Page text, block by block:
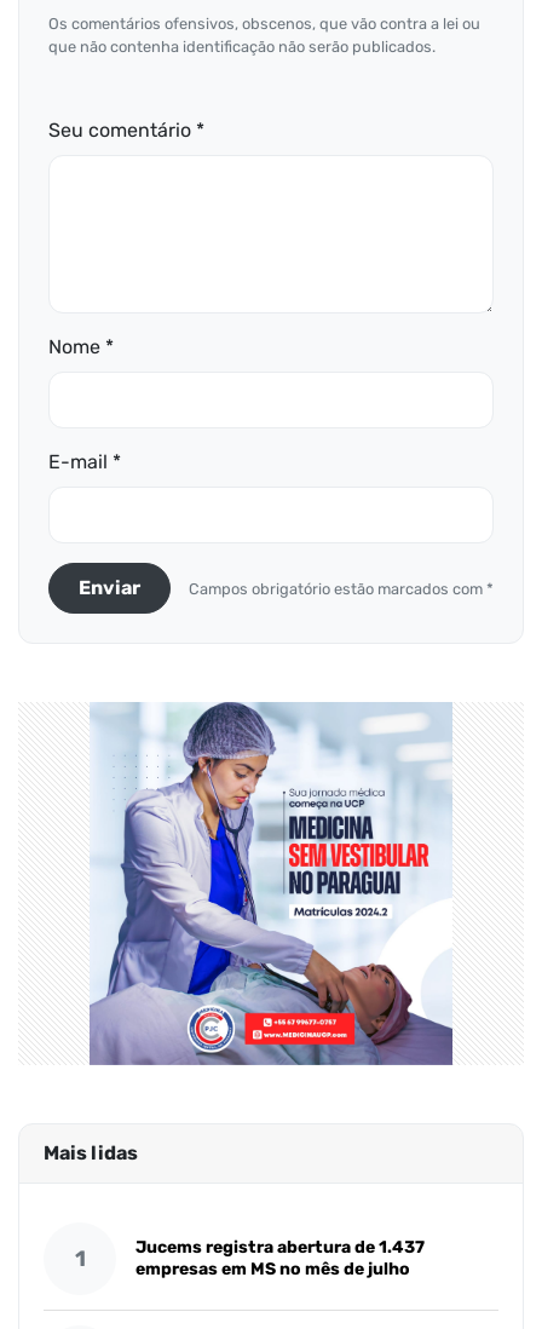
Os comentários ofensivos, obscenos, que vão contra a lei ou
que não contenha identificação não serão publicados.
Seu comentário *
Nome *
E-mail *
Enviar Campos obrigatório estão marcados com *
Mais lidas
1
Jucems registra abertura de 1.437
empresas em MS no mês de julho